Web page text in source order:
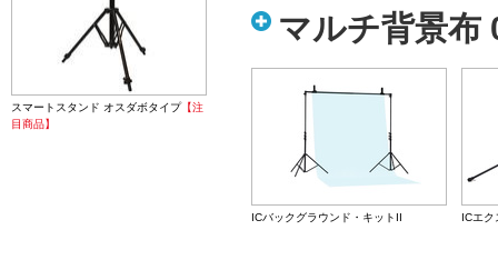
マルチ背景布
ICバックグラウンド・キットII ICエク
スマートスタンド オスダボタイプ【注
目商品】